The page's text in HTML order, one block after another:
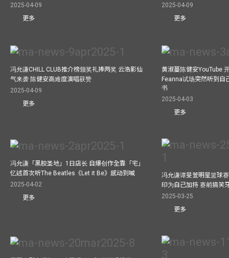
2025-04-09
更多
2025-04-09
更多
冯允谦CHILL CLUB推介榜颁奖礼捧两奖 云浩影仙
气来袭 陈健安高难度演唱获赞
2025-04-09
更多
黄淑蔓陈健安YouTube
Feanna试场突然听到自
书
2025-04-03
更多
冯允谦「黑胶圣地」1日店长 自爆创作全靠「宅」
忆述首次听The Beatles《Let it Be》感动到喊
2025-04-02
更多
冯允谦谭旻萱明星篮球
印为自己加持 赛前搞笑
2025-03-25
更多